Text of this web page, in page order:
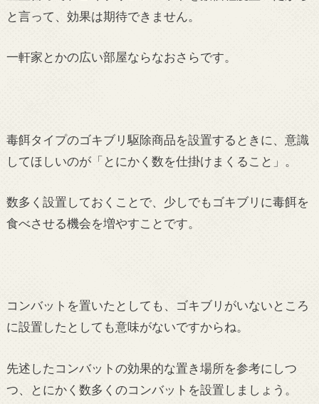
と言って、効果は期待できません。
一軒家とかの広い部屋ならなおさらです。
毒餌タイプのゴキブリ駆除商品を設置するときに、意識
してほしいのが「とにかく数を仕掛けまくること」。
数多く設置しておくことで、少しでもゴキブリに毒餌を
食べさせる機会を増やすことです。
コンバットを置いたとしても、ゴキブリがいないところ
に設置したとしても意味がないですからね。
先述したコンバットの効果的な置き場所を参考にしつ
つ、とにかく数多くのコンバットを設置しましょう。